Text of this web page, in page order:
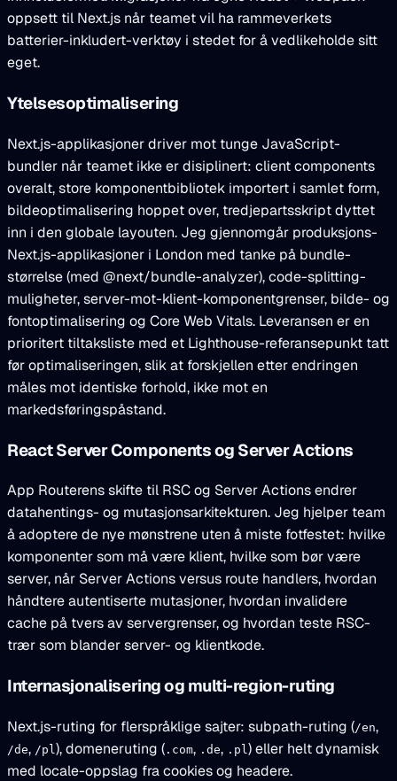
oppsett til Next.js når teamet vil ha rammeverkets
batterier-inkludert-verktøy i stedet for å vedlikeholde sitt
eget.
Ytelsesoptimalisering
Next.js-applikasjoner driver mot tunge JavaScript-
bundler når teamet ikke er disiplinert: client components
overalt, store komponentbibliotek importert i samlet form,
bildeoptimalisering hoppet over, tredjepartsskript dyttet
inn i den globale layouten. Jeg gjennomgår produksjons-
Next.js-applikasjoner i London med tanke på bundle-
størrelse (med @next/bundle-analyzer), code-splitting-
muligheter, server-mot-klient-komponentgrenser, bilde- og
fontoptimalisering og Core Web Vitals. Leveransen er en
prioritert tiltaksliste med et Lighthouse-referansepunkt tatt
før optimaliseringen, slik at forskjellen etter endringen
måles mot identiske forhold, ikke mot en
markedsføringspåstand.
React Server Components og Server Actions
App Routerens skifte til RSC og Server Actions endrer
datahentings- og mutasjonsarkitekturen. Jeg hjelper team
å adoptere de nye mønstrene uten å miste fotfestet: hvilke
komponenter som må være klient, hvilke som bør være
server, når Server Actions versus route handlers, hvordan
håndtere autentiserte mutasjoner, hvordan invalidere
cache på tvers av servergrenser, og hvordan teste RSC-
trær som blander server- og klientkode.
Internasjonalisering og multi-region-ruting
Next.js-ruting for flerspråklige sajter: subpath-ruting (/en,
/de, /pl ), domeneruting ( .com, .de, .pl ) eller helt dynamisk
med locale-oppslag fra cookies og headere.